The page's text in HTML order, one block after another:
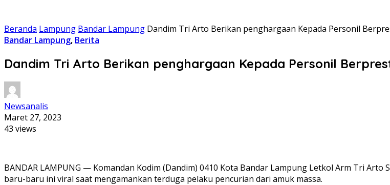
Beranda Lampung Bandar Lampung Dandim Tri Arto Berikan penghargaan Kepada Personil
Bandar Lampung, Berita
Dandim Tri Arto Berikan penghargaan Kepada Personil
Newsanalis
Maret 27, 2023
43 views
BANDAR LAMPUNG — Komandan Kodim (Dandim) 0410 Kota Bandar Lampung Letkol Arm Tri
baru-baru ini viral saat mengamankan terduga pelaku pencurian dari amuk massa.